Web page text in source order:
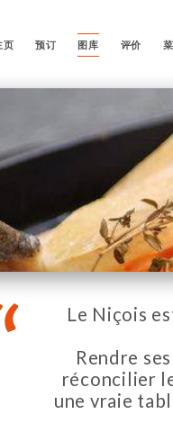
页 预订 图库 评价
Le Niçois
Rendre
réconcilier
une vraie